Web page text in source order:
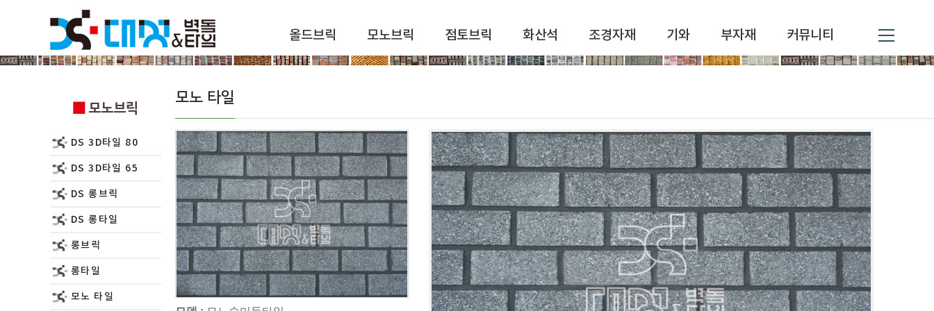
올드브릭 모노브릭 점토브릭 화산석 조경자재 기와 부자재 커뮤니티
모노브릭
DS 3D타일 80
DS 3D타일 65
DS 롱브릭
DS 롱타일
롱브릭
롱타일
모노 타일
모노 타일